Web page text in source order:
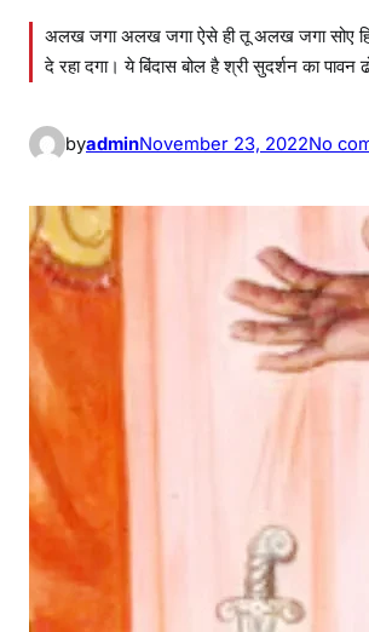
अलख जगा अलख जगा ऐसे ही तू अलख जगा सोए हिन्दू
दे रहा दगा। ये बिंदास बोल है श्री सुदर्शन का
byadminNovember 23, 2022No